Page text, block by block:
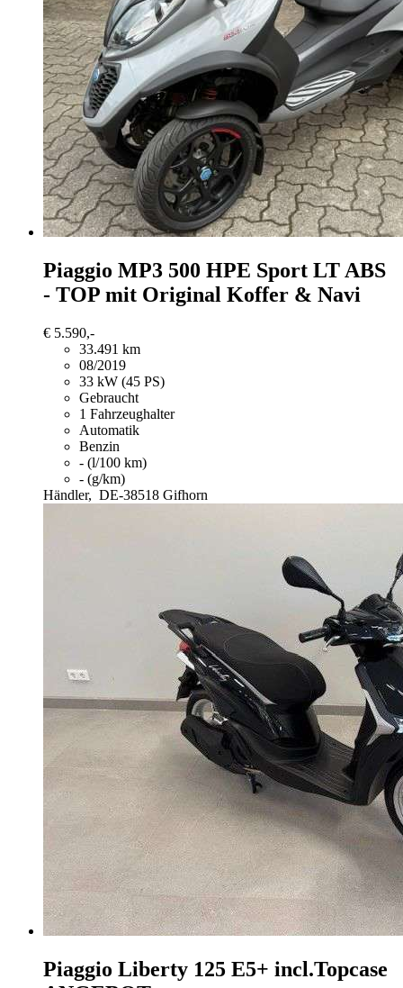
Piaggio MP3 500 HPE Sport LT ABS
- TOP mit Original Koffer & Navi
€ 5.590,-
33.491 km
08/2019
33 kW (45 PS)
Gebraucht
1 Fahrzeughalter
Automatik
Benzin
- (l/100 km)
- (g/km)
Händler, DE-38518 Gifhorn
Piaggio Liberty 125 E5+ incl.Topcase